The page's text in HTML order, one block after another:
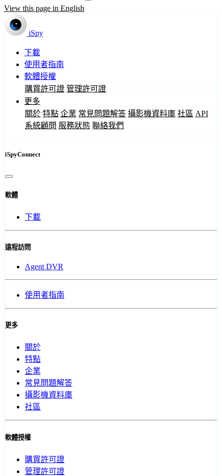
View this page in English
iSpy
下載
使用者指南
軟體授權
購買許可證 管理許可證
更多
關於 特點 企業 常見問題解答 攝影機資料庫 社區 API
系統顧問 服務狀態 聯絡我們
iSpyConnect
軟體
下載
遠程訪問
Agent DVR
使用者指南
更多
關於
特點
企業
常見問題解答
攝影機資料庫
社區
軟體授權
購買許可證
管理許可證